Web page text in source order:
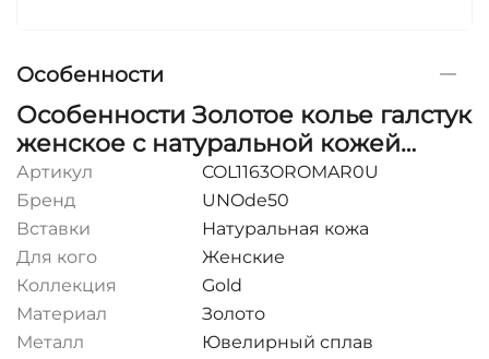
Особенности
Особенности Золотое колье галстук
женское с натуральной кожей
Скалолаз UNOde50 Skalator
Артикул
COL1163OROMAR0U
Бренд
UNOde50
Вставки
Натуральная кожа
Для кого
Женские
Коллекция
Gold
Материал
Золото
Металл
Ювелирный сплав